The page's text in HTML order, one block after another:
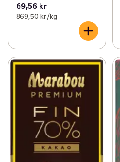
69,56 kr
869,50 kr /kg